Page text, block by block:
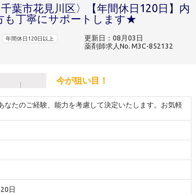
葉市花見川区〉【年間休日120日】内
も丁寧にサポートします★
年間休日120日以上
更新日：08月03日
薬剤師求人No. M3C-852132
今が狙い目！
なたのご経験、能力を考慮して決定いたします。お気軽
日